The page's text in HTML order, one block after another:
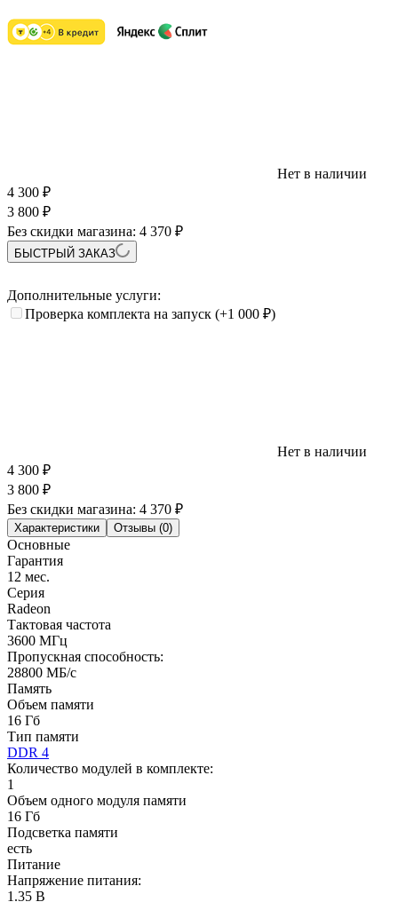
Нет в наличии
4 300 ₽
3 800 ₽
Без скидки магазина: 4 370 ₽
БЫСТРЫЙ ЗАКАЗ
Дополнительные услуги:
Проверка комплекта на запуск (+1 000 ₽)
Нет в наличии
4 300 ₽
3 800 ₽
Без скидки магазина: 4 370 ₽
Характеристики Отзывы (0)
Основные
Гарантия
12 мес.
Серия
Radeon
Тактовая частота
3600 МГц
Пропускная способность:
28800 МБ/с
Память
Объем памяти
16 Гб
Тип памяти
DDR 4
Количество модулей в комплекте:
1
Объем одного модуля памяти
16 Гб
Подсветка памяти
есть
Питание
Напряжение питания:
1.35 В